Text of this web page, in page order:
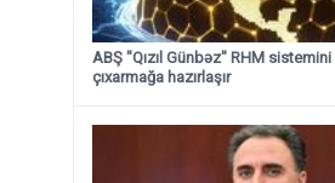
ABŞ "Qızıl Günbəz" RHM
çıxarmağa hazırlaşır